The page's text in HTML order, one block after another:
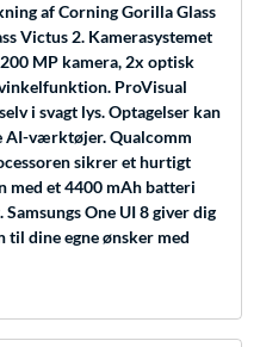
af Corning Gorilla Glass
Victus 2. Kamerasystemet
MP kamera, 2x optisk
ProVisual
i svagt lys. Optagelser kan
AI-værktøjer. Qualcomm
sikrer et hurtigt
med et 4400 mAh batteri
One UI 8 giver dig
til dine egne ønsker med